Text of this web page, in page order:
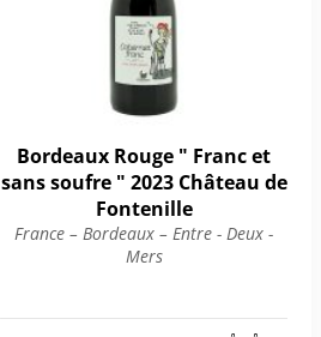
Bordeaux Rouge " Franc et
sans soufre " 2023 Château de
Fontenille
France – Bordeaux – Entre - Deux -
Mers